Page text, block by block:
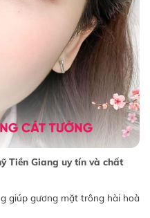
Tiền Giang uy tín và chất
giúp gương mặt trông hài hoà